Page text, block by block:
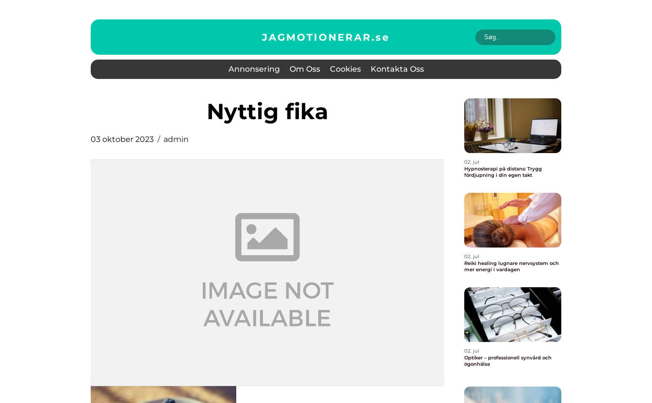
JAGMOTIONERAR.se
Annonsering Om Oss Cookies Kontakta Oss
nyttig fika
03 oktober 2023 admin
02. jul
Hypnosterapi på distans: Trygg
fördjupning i din egen takt
02. jul
Reiki healing lugnare nervsystem och
mer energi i vardagen
02. jul
Optiker – professionell synvård och
ögonhälsa